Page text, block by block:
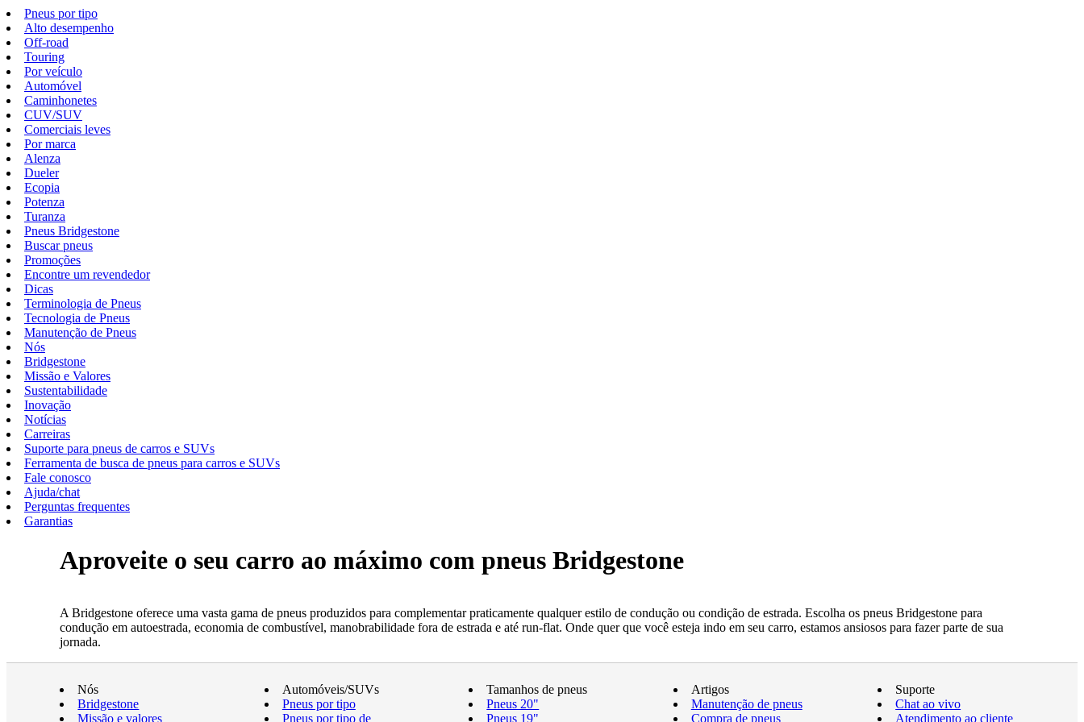
Pneus por tipo
Alto desempenho
Off-road
Touring
Por veículo
Automóvel
Caminhonetes
CUV/SUV
Comerciais leves
Por marca
Alenza
Dueler
Ecopia
Potenza
Turanza
Pneus Bridgestone
Buscar pneus
Promoções
Encontre um revendedor
Dicas
Terminologia de Pneus
Tecnologia de Pneus
Manutenção de Pneus
Nós
Bridgestone
Missão e Valores
Sustentabilidade
Inovação
Notícias
Carreiras
Suporte para pneus de carros e SUVs
Ferramenta de busca de pneus para carros e SUVs
Fale conosco
Ajuda/chat
Perguntas frequentes
Garantias
Aproveite o seu carro ao máximo com pneus Bridgestone
A Bridgestone oferece uma vasta gama de pneus produzidos para complementar praticamente qualquer estilo de condução ou condição de estrada. Escolha os pneus Bridgestone para
condução em autoestrada, economia de combustível, manobrabilidade fora de estrada e até run-flat. Onde quer que você esteja indo em seu carro, estamos ansiosos para fazer parte de sua
jornada.
Nós
Bridgestone
Missão e valores
Automóveis/SUVs
Pneus por tipo
Pneus por tipo de
Tamanhos de pneus
Pneus 20"
Pneus 19"
Artigos
Manutenção de pneus
Compra de pneus
Suporte
Chat ao vivo
Atendimento ao cliente